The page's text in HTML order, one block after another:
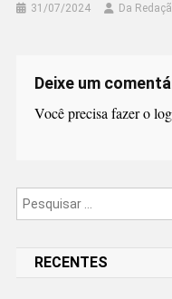
31/07/2024 Da
Deixe um
Você precisa fazer o
RECENTES